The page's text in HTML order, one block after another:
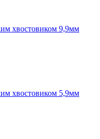
хвостовиком 9,9мм
хвостовиком 5,9мм